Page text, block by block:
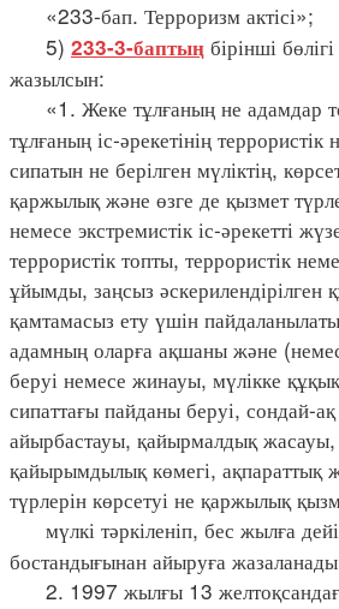
«233-бап. Терроризм актісі»;
5) 233-3-баптың бірінші
жазылсын:
«1. Жеке тұлғаның не адамдар
тұлғаның іс-әрекетінің террористік
сипатын не берілген мүліктің,
қаржылық және өзге де қызмет
немесе экстремистік іс-әрекетті
террористік топты, террористік
ұйымды, заңсыз әскерилендірілген
қамтамасыз ету үшін
адамның оларға ақшаны және
беруі немесе жинауы, мүлікке
сипаттағы пайданы беруі, сондай-
айырбастауы, қайырмалдық
қайырымдылық көмегі, ақпараттық
түрлерін көрсетуі не қаржылық
мүлкі тәркіленіп, бес жылға
бостандығынан айыруға
2. 1997 жылғы 13